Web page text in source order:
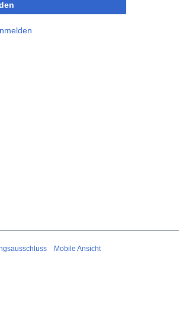
Mobile Ansicht